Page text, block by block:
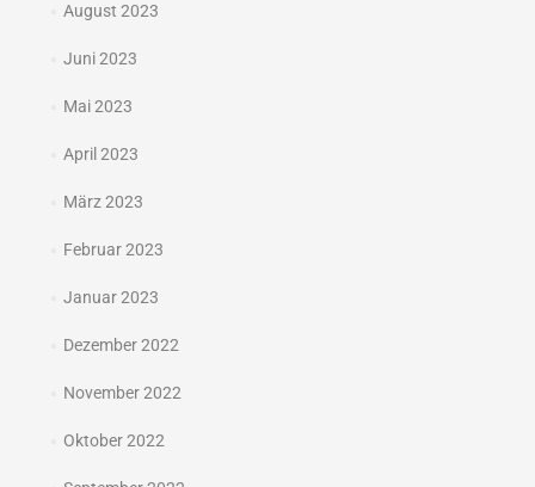
August 2023
Juni 2023
Mai 2023
April 2023
März 2023
Februar 2023
Januar 2023
Dezember 2022
November 2022
Oktober 2022